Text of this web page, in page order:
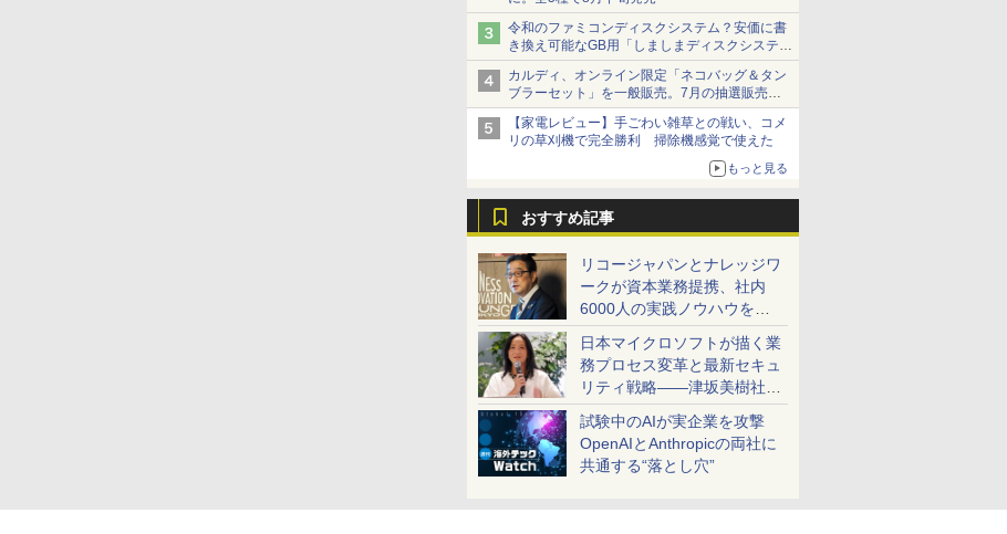
令和のファミコンディスクシステム？安価に書
き換え可能なGB用「しましまディスクシステ
ム」
カルディ、オンライン限定「ネコバッグ＆タン
ブラーセット」を一般販売。7月の抽選販売の
当選無効分
【家電レビュー】手ごわい雑草との戦い、コメ
リの草刈機で完全勝利 掃除機感覚で使えた
もっと見る
おすすめ記事
リコージャパンとナレッジワ
ークが資本業務提携、社内
6000人の実践ノウハウを生
かした「AI商談記録 for
RICOH」を展開へ
日本マイクロソフトが描く業
務プロセス変革と最新セキュ
リティ戦略――津坂美樹社長
が2027年度戦略を説明
試験中のAIが実企業を攻撃
OpenAIとAnthropicの両社に
共通する“落とし穴”